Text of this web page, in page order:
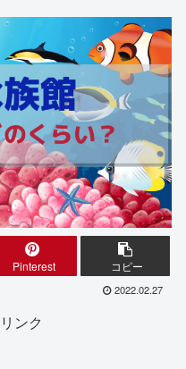
Pinterest コピー
2022.02.27
ンク